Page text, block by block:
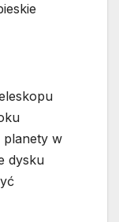
planety w
dysku